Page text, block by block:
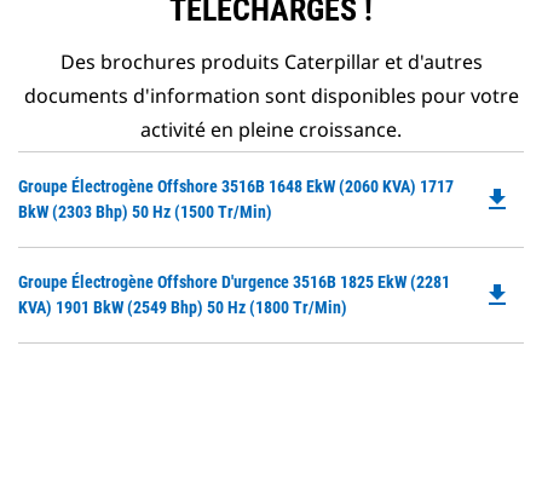
TÉLÉCHARGÉS !
Des brochures produits Caterpillar et d'autres
documents d'information sont disponibles pour votre
activité en pleine croissance.
Groupe Électrogène Offshore 3516B 1648 EkW (2060 KVA) 1717
BkW (2303 Bhp) 50 Hz (1500 Tr/min)
file_download
Groupe Électrogène Offshore D'urgence 3516B 1825 EkW (2281
KVA) 1901 BkW (2549 Bhp) 50 Hz (1800 Tr/min)
file_download